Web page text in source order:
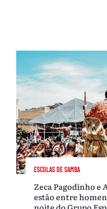
ESCOLAS DE SAMBA
Zeca Pagodinho e
estão entre